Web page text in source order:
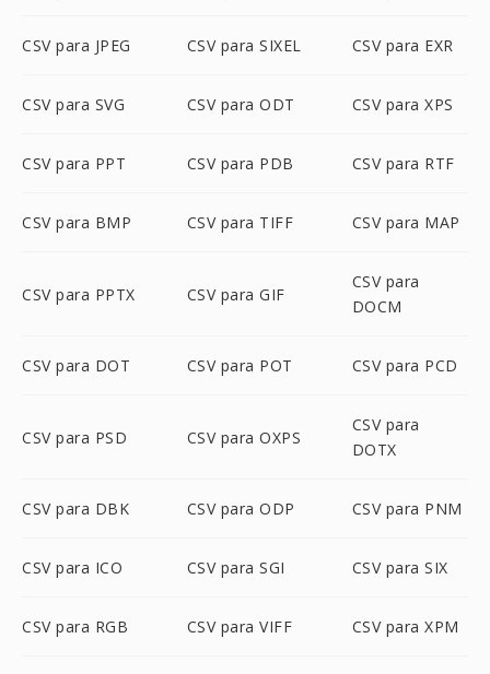
CSV para JPEG CSV para SIXEL CSV para EXR
CSV para SVG CSV para ODT CSV para XPS
CSV para PPT CSV para PDB CSV para RTF
CSV para BMP CSV para TIFF CSV para MAP
CSV para PPTX CSV para GIF
CSV para
DOCM
CSV para DOT CSV para POT CSV para PCD
CSV para PSD CSV para OXPS
CSV para
DOTX
CSV para DBK CSV para ODP CSV para PNM
CSV para ICO CSV para SGI CSV para SIX
CSV para RGB CSV para VIFF CSV para XPM